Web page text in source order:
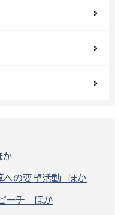
か
への要望活動 ほか
ビーチ ほか